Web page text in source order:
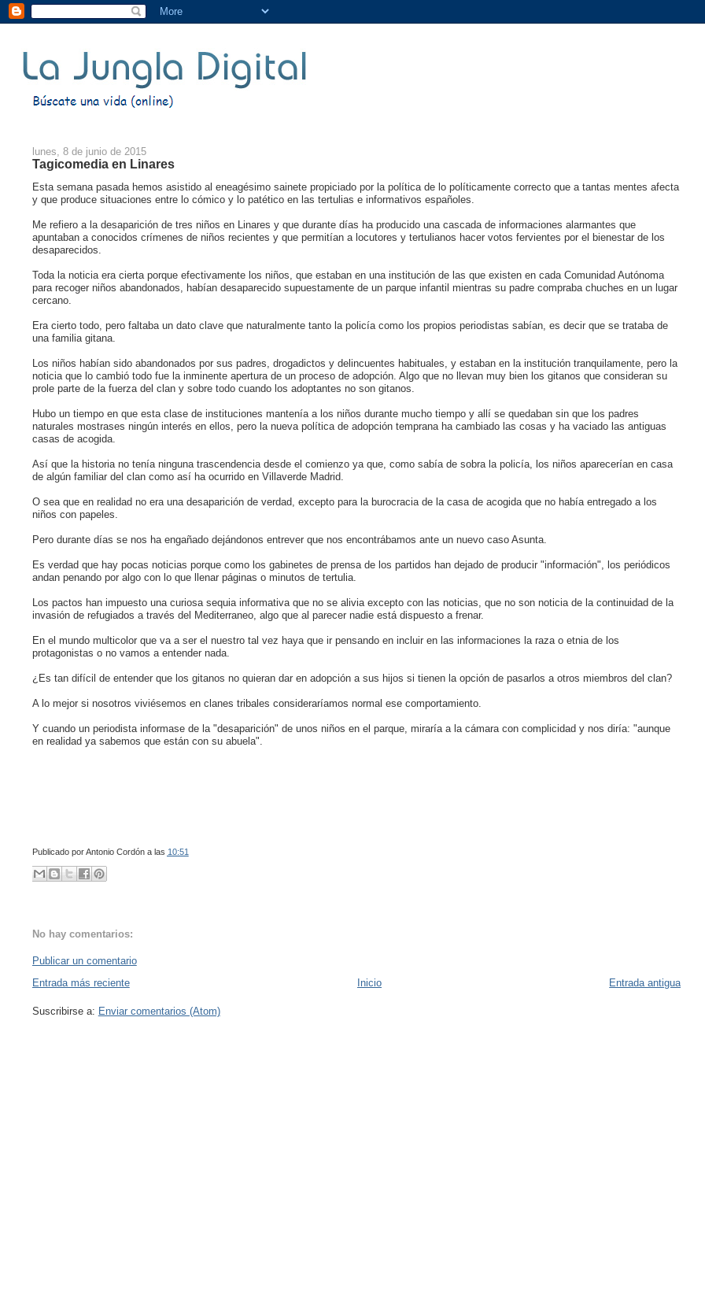
lunes, 8 de junio de 2015
Tagicomedia en Linares
Esta semana pasada hemos asistido al eneagésimo sainete propiciado por la política de lo políticamente correcto que a tantas mentes afecta
y que produce situaciones entre lo cómico y lo patético en las tertulias e informativos españoles.
Me refiero a la desaparición de tres niños en Linares y que durante días ha producido una cascada de informaciones alarmantes que
apuntaban a conocidos crímenes de niños recientes y que permitían a locutores y tertulianos hacer votos fervientes por el bienestar de los
desaparecidos.
Toda la noticia era cierta porque efectivamente los niños, que estaban en una institución de las que existen en cada Comunidad Autónoma
para recoger niños abandonados, habían desaparecido supuestamente de un parque infantil mientras su padre compraba chuches en un lugar
cercano.
Era cierto todo, pero faltaba un dato clave que naturalmente tanto la policía como los propios periodistas sabían, es decir que se trataba de
una familia gitana.
Los niños habían sido abandonados por sus padres, drogadictos y delincuentes habituales, y estaban en la institución tranquilamente, pero la
noticia que lo cambió todo fue la inminente apertura de un proceso de adopción. Algo que no llevan muy bien los gitanos que consideran su
prole parte de la fuerza del clan y sobre todo cuando los adoptantes no son gitanos.
Hubo un tiempo en que esta clase de instituciones mantenía a los niños durante mucho tiempo y allí se quedaban sin que los padres
naturales mostrases ningún interés en ellos, pero la nueva política de adopción temprana ha cambiado las cosas y ha vaciado las antiguas
casas de acogida.
Así que la historia no tenía ninguna trascendencia desde el comienzo ya que, como sabía de sobra la policía, los niños aparecerían en casa
de algún familiar del clan como así ha ocurrido en Villaverde Madrid.
O sea que en realidad no era una desaparición de verdad, excepto para la burocracia de la casa de acogida que no había entregado a los
niños con papeles.
Pero durante días se nos ha engañado dejándonos entrever que nos encontrábamos ante un nuevo caso Asunta.
Es verdad que hay pocas noticias porque como los gabinetes de prensa de los partidos han dejado de producir "información", los periódicos
andan penando por algo con lo que llenar páginas o minutos de tertulia.
Los pactos han impuesto una curiosa sequia informativa que no se alivia excepto con las noticias, que no son noticia de la continuidad de la
invasión de refugiados a través del Mediterraneo, algo que al parecer nadie está dispuesto a frenar.
En el mundo multicolor que va a ser el nuestro tal vez haya que ir pensando en incluir en las informaciones la raza o etnia de los
protagonistas o no vamos a entender nada.
¿Es tan difícil de entender que los gitanos no quieran dar en adopción a sus hijos si tienen la opción de pasarlos a otros miembros del clan?
A lo mejor si nosotros viviésemos en clanes tribales consideraríamos normal ese comportamiento.
Y cuando un periodista informase de la "desaparición" de unos niños en el parque, miraría a la cámara con complicidad y nos diría: "aunque
en realidad ya sabemos que están con su abuela".
Publicado porAntonio Cordón a las 10:51
No hay comentarios:
Publicar un comentario
Entrada más reciente
Entrada antigua
Inicio
Suscribirse a: Enviar comentarios (Atom)